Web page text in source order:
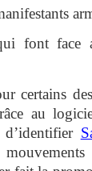
font face
certains
au